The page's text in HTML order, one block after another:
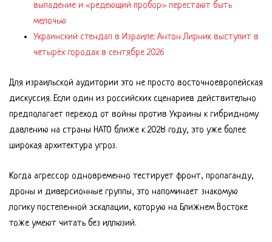
выпадение и «редеющий пробор» перестают быть
мелочью
Украинский стендап в Израиле: Антон Лирник выступит в
четырёх городах в сентябре 2026
Для израильской аудитории это не просто восточноевропейская
дискуссия. Если один из российских сценариев действительно
предполагает переход от войны против Украины к гибридному
давлению на страны НАТО ближе к 2028 году, это уже более
широкая архитектура угроз.
Когда агрессор одновременно тестирует фронт, пропаганду,
дроны и диверсионные группы, это напоминает знакомую
логику постепенной эскалации, которую на Ближнем Востоке
тоже умеют читать без иллюзий.